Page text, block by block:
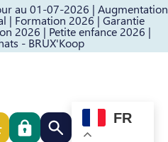
au 01-07-2026 | Augmentation
| Formation 2026 | Garantie
2026 | Petite enfance 2026 |
- BRUX'Koop
au pied de page
Rechercher quelque
FR